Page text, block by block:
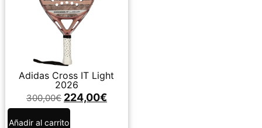
Adidas Cross IT Light
2026
300,00€ 224,00€
Añadir al carrito